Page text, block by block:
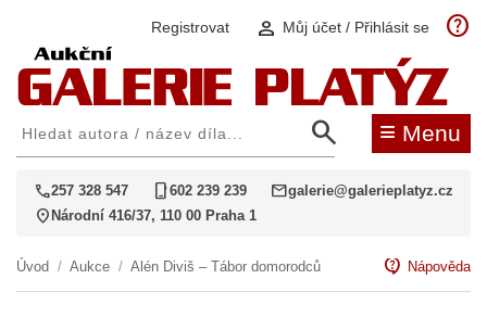
Registrovat person Můj účet / Přihlásit se help
search ≡ Menu
call257 328 547 phone_iphone602 239 239 mailgalerie@galerieplatyz.cz
location_on Národní 416/37, 110 00 Praha 1
Úvod / Aukce / Alén Diviš – Tábor domorodců contact_support Nápověda